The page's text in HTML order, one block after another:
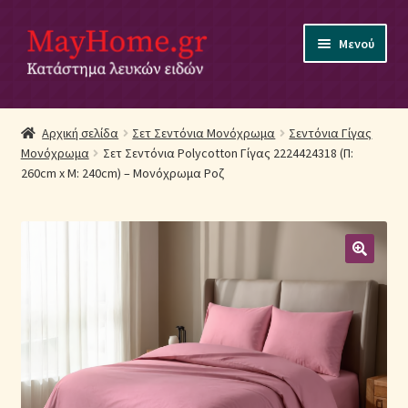
Απευθείας
μετάβαση
στην
Μετάβαση
σε
περιεχόμενο
Μενού
Αρχική
Ακύρωση Παραγγελίας
Επιστροφές Προϊόντων
Η εταιρία μας
Αρχική σελίδα Σετ Σεντόνια Μονόχρωμα
Σεντόνια Γίγας
Μονόχρωμα
Σετ Σεντόνια Polycotton Γίγας 2224424318 (Π:
260cm x Μ: 240cm) – Μονόχρωμα Ροζ